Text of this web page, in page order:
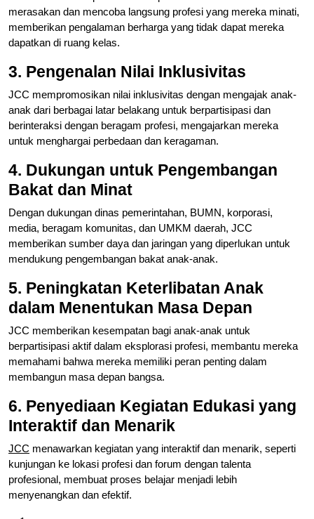
merasakan dan mencoba langsung profesi yang mereka minati,
memberikan pengalaman berharga yang tidak dapat mereka
dapatkan di ruang kelas.
3. Pengenalan Nilai Inklusivitas
JCC mempromosikan nilai inklusivitas dengan mengajak anak-
anak dari berbagai latar belakang untuk berpartisipasi dan
berinteraksi dengan beragam profesi, mengajarkan mereka
untuk menghargai perbedaan dan keragaman.
4. Dukungan untuk Pengembangan
Bakat dan Minat
Dengan dukungan dinas pemerintahan, BUMN, korporasi,
media, beragam komunitas, dan UMKM daerah, JCC
memberikan sumber daya dan jaringan yang diperlukan untuk
mendukung pengembangan bakat anak-anak.
5. Peningkatan Keterlibatan Anak
dalam Menentukan Masa Depan
JCC memberikan kesempatan bagi anak-anak untuk
berpartisipasi aktif dalam eksplorasi profesi, membantu mereka
memahami bahwa mereka memiliki peran penting dalam
membangun masa depan bangsa.
6. Penyediaan Kegiatan Edukasi yang
Interaktif dan Menarik
JCC menawarkan kegiatan yang interaktif dan menarik, seperti
kunjungan ke lokasi profesi dan forum dengan talenta
profesional, membuat proses belajar menjadi lebih
menyenangkan dan efektif.